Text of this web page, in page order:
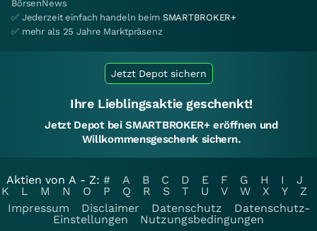
BörsenNews
✅ Jederzeit einfach handeln beim SMARTBROKER+
✅ mehr als 25 Jahre Marktpräsenz
Jetzt Depot sichern
Ihre Lieblingsaktie geschenkt!
Jetzt Depot bei SMARTBROKER+ eröffnen und
Willkommensgeschenk sichern.
Aktien von A - Z: # A B C D E F G H I
J
K
L M N O P Q R S T U V W X Y
Z
Impressum
Disclaimer Datenschutz
Datenschutz-
Einstellungen
Nutzungsbedingungen